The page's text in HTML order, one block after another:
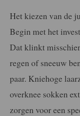
Het kiezen van de
Begin met het
Dat klinkt
regen of sneeuw
paar. Kniehoge
overknee sokken
zorgen voor een